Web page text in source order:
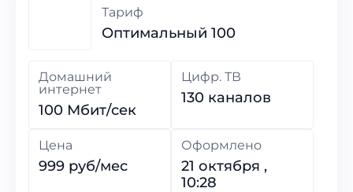
Тариф
Оптимальный 100
Домашний
интернет
100 Мбит/сек
Цифр. ТВ
130 каналов
Цена
999 руб/мес
Оформлено
21 октября ,
10:28